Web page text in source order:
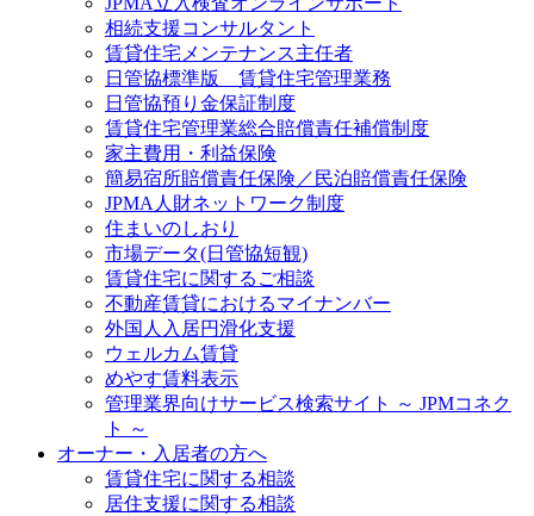
相続支援コンサルタント
賃貸住宅メンテナンス主任者
日管協標準版 賃貸住宅管理業務
日管協預り金保証制度
賃貸住宅管理業総合賠償責任補償制度
家主費用・利益保険
簡易宿所賠償責任保険／民泊賠償責任保険
JPMA人財ネットワーク制度
住まいのしおり
市場データ(日管協短観)
賃貸住宅に関するご相談
不動産賃貸におけるマイナンバー
外国人入居円滑化支援
ウェルカム賃貸
めやす賃料表示
管理業界向けサービス検索サイト ～ JPMコネク
ト ～
オーナー・入居者の方へ
賃貸住宅に関する相談
居住支援に関する相談